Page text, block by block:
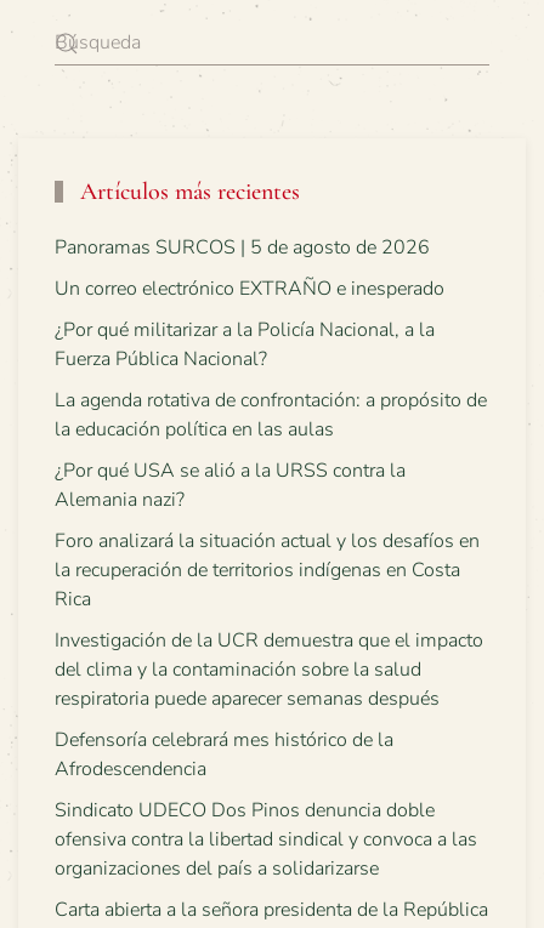
Artículos más recientes
Panoramas SURCOS | 5 de agosto de 2026
Un correo electrónico EXTRAÑO e inesperado
¿Por qué militarizar a la Policía Nacional, a la
Fuerza Pública Nacional?
La agenda rotativa de confrontación: a propósito de
la educación política en las aulas
¿Por qué USA se alió a la URSS contra la
Alemania nazi?
Foro analizará la situación actual y los desafíos en
la recuperación de territorios indígenas en Costa
Rica
Investigación de la UCR demuestra que el impacto
del clima y la contaminación sobre la salud
respiratoria puede aparecer semanas después
Defensoría celebrará mes histórico de la
Afrodescendencia
Sindicato UDECO Dos Pinos denuncia doble
ofensiva contra la libertad sindical y convoca a las
organizaciones del país a solidarizarse
Carta abierta a la señora presidenta de la República